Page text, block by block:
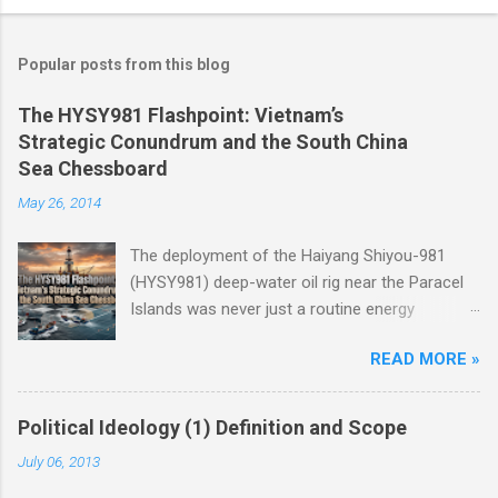
Popular posts from this blog
The HYSY981 Flashpoint: Vietnam’s
Strategic Conundrum and the South China
Sea Chessboard
May 26, 2014
The deployment of the Haiyang Shiyou-981
(HYSY981) deep-water oil rig near the Paracel
Islands was never just a routine energy
masterclass in China’s gray-zone tactics ,
meticulously engineered to test the breaking
points of both Vietnam and ASEAN. The
ultimate conundrum for Hanoi and the wider
READ MORE »
Political Ideology (1) Definition and Scope
July 06, 2013